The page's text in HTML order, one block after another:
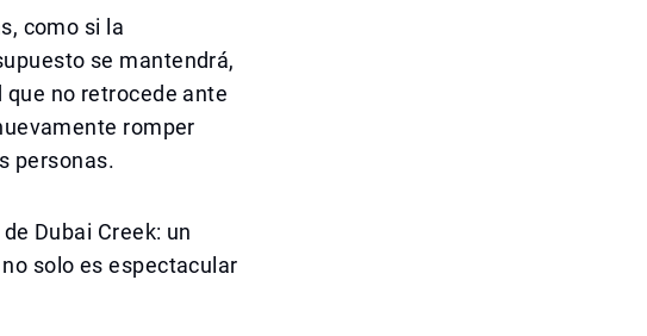
como si la
se mantendrá,
que no retrocede ante
romper
personas.
Dubai Creek: un
solo es espectacular